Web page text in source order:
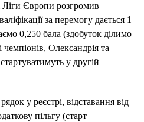
Ліги Європи розгромив
за перемогу дається 1
0,250 бала (здобуток ділимо
Олександрія та
у другій
у реєстрі, відставання від
пільгу (старт